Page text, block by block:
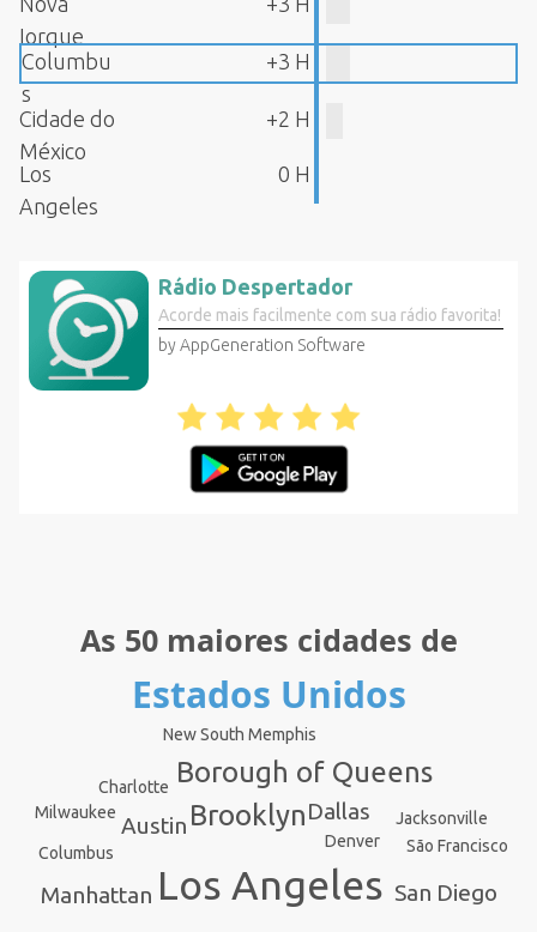
Iorque
Columbu
s
+3 H
Cidade do
México
+2 H
Los
Angeles
0 H
Rádio Despertador
Acorde mais facilmente com sua rádio favorita!
by AppGeneration Software
As 50 maiores cidades de
Estados Unidos
Los Angeles
Brooklyn
Borough of Queens
Manhattan San Diego
Dallas
Austin
Jacksonville
São Francisco
Columbus
Charlotte
Denver
New South Memphis
Milwaukee